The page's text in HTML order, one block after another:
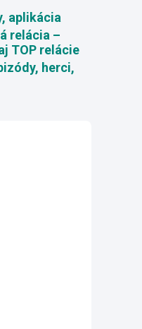
aplikácia
relácia –
TOP relácie
herci,